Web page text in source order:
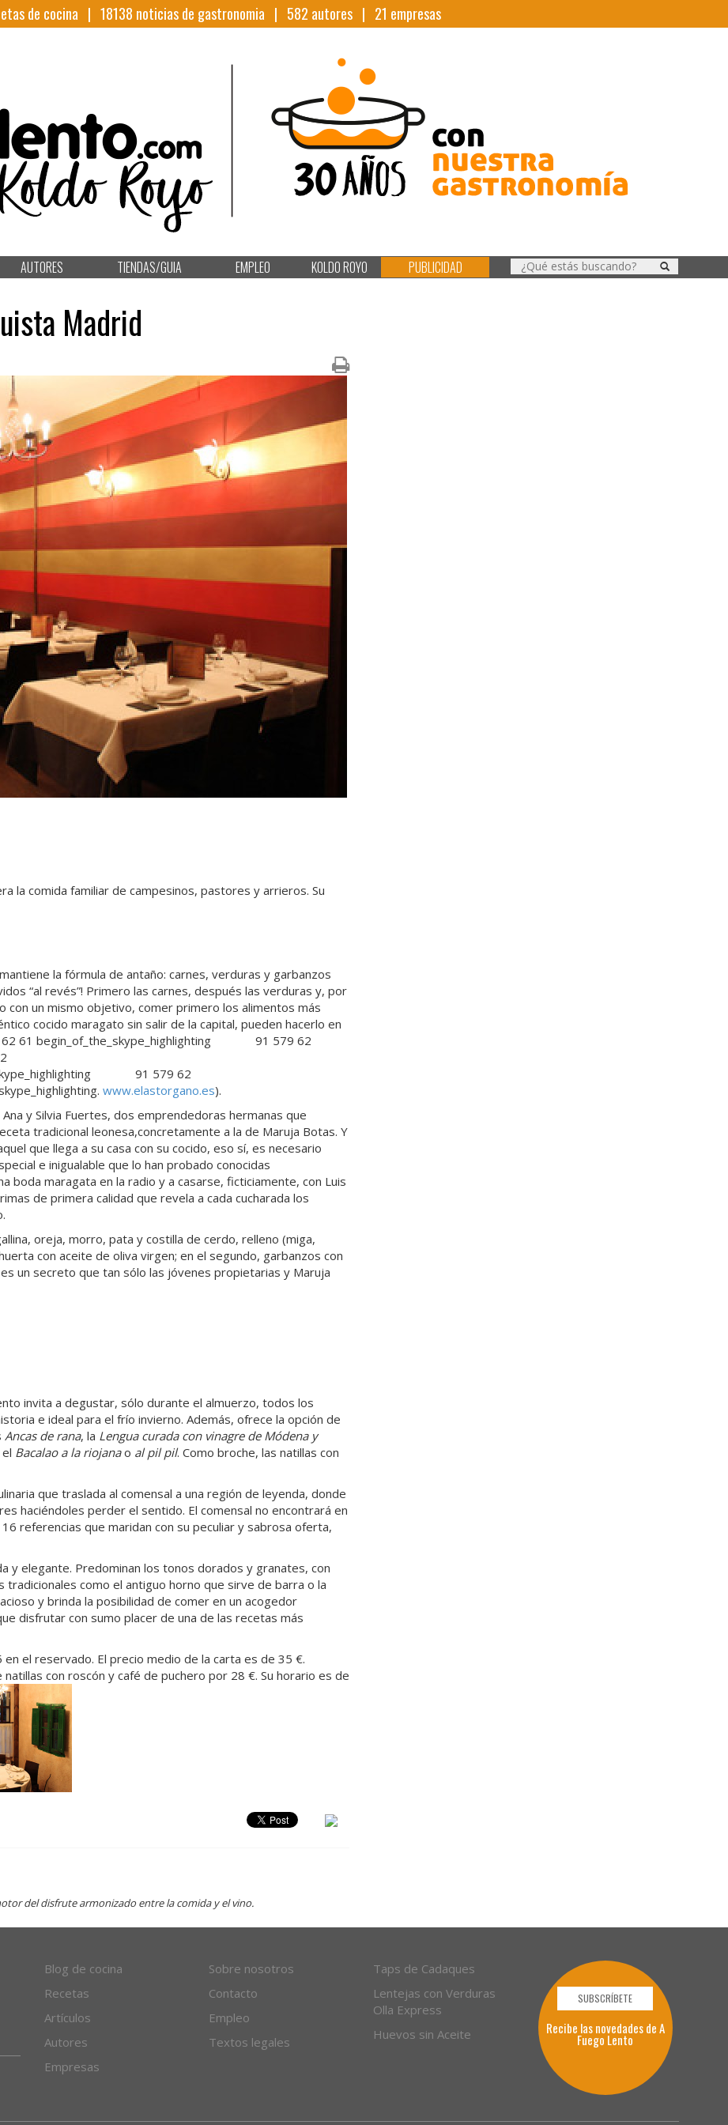
de cocina | 18138 noticias de gastronomia | 582 autores | 21 empresas
AUTORES TIENDAS/GUIA EMPLEO KOLDO ROYO PUBLICIDAD
Madrid
la comida familiar de campesinos, pastores y arrieros. Su
la fórmula de antaño: carnes, verduras y garbanzos
“al revés”! Primero las carnes, después las verduras y, por
con un mismo objetivo, comer primero los alimentos más
cocido maragato sin salir de la capital, pueden hacerlo en
61 begin_of_the_skype_highlighting
91 579 62
91 579 62
. www.elastorgano.es).
y Silvia Fuertes, dos emprendedoras hermanas que
tradicional leonesa,concretamente a la de Maruja Botas. Y
que llega a su casa con su cocido, eso sí, es necesario
e inigualable que lo han probado conocidas
boda maragata en la radio y a casarse, ficticiamente, con Luis
de primera calidad que revela a cada cucharada los
oreja, morro, pata y costilla de cerdo, relleno (miga,
con aceite de oliva virgen; en el segundo, garbanzos con
un secreto que tan sólo las jóvenes propietarias y Maruja
invita a degustar, sólo durante el almuerzo, todos los
e ideal para el frío invierno. Además, ofrece la opción de
Ancas de rana, la Lengua curada con vinagre de Módena y
Bacalao a la riojanao al pil pil. Como broche, las natillas con
que traslada al comensal a una región de leyenda, donde
haciéndoles perder el sentido. El comensal no encontrará en
referencias que maridan con su peculiar y sabrosa oferta,
y elegante. Predominan los tonos dorados y granates, con
como el antiguo horno que sirve de barra o la
y brinda la posibilidad de comer en un acogedor
disfrutar con sumo placer de una de las recetas más
el reservado. El precio medio de la carta es de 35 €.
con roscón y café de puchero por 28 €. Su horario es de
del disfrute armonizado entre la comida y el vino.
Blog de cocina
Recetas
Artículos
Autores
Empresas
Sobre nosotros
Contacto
Empleo
Textos legales
Taps de Cadaques
Lentejas con Verduras
Olla Express
Huevos sin Aceite
SUBSCRÍBETE
Recibe las novedades de A
Fuego Lento